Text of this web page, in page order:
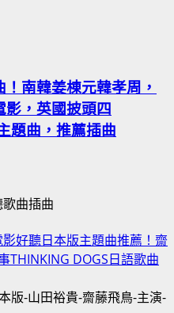
！南韓姜棟元韓孝周，
，英國披頭四
題曲，推薦插曲
曲插曲
好聽日本版主題曲推薦！齋
THINKING DOGS日語歌曲